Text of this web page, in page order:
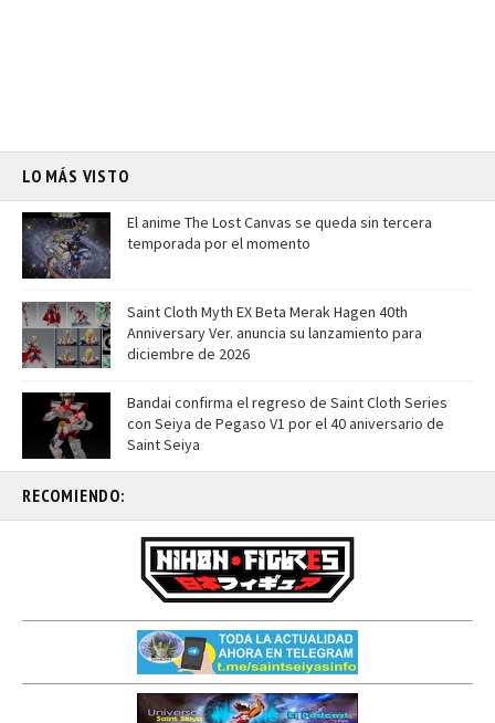
LO MÁS VISTO
El anime The Lost Canvas se queda sin tercera
temporada por el momento
Saint Cloth Myth EX Beta Merak Hagen 40th
Anniversary Ver. anuncia su lanzamiento para
diciembre de 2026
Bandai confirma el regreso de Saint Cloth Series
con Seiya de Pegaso V1 por el 40 aniversario de
Saint Seiya
RECOMIENDO: